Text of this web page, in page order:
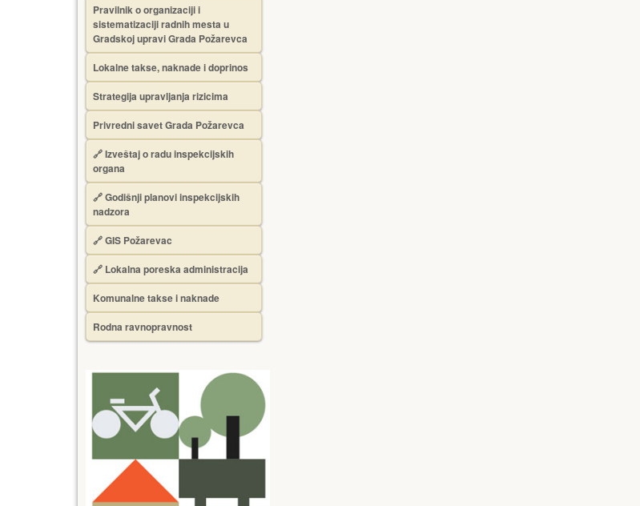
Pravilnik o organizaciji i
sistematizaciji radnih mesta u
Gradskoj upravi Grada Požarevca
Lokalne takse, naknade i doprinos
Strategija upravljanja rizicima
Privredni savet Grada Požarevca
🔗Izveštaj o radu inspekcijskih
organa
🔗Godišnji planovi inspekcijskih
nadzora
🔗 GIS Požarevac
🔗 Lokalna poreska administracija
Komunalne takse i naknade
Rodna ravnopravnost